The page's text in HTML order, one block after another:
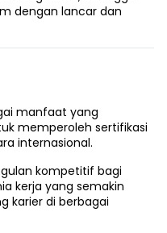
dengan lancar dan
manfaat yang
memperoleh sertifikasi
internasional.
kompetitif bagi
kerja yang semakin
karier di berbagai